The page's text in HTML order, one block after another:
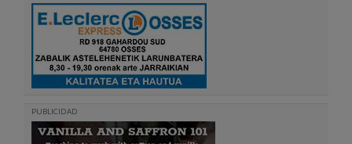
PUBLICIDAD